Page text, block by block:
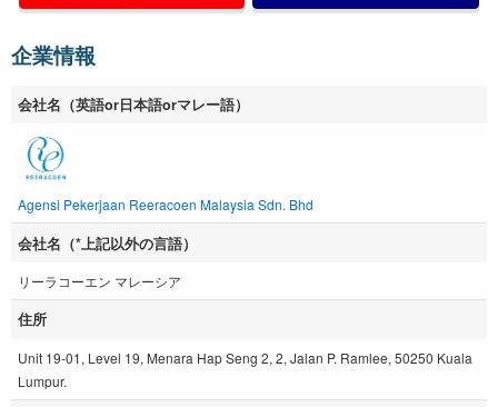
企業情報
会社名（英語or日本語orマレー語）
Agensi Pekerjaan Reeracoen Malaysia Sdn. Bhd
会社名（*上記以外の言語）
リーラコーエン マレーシア
住所
Unit 19-01, Level 19, Menara Hap Seng 2, 2, Jalan P. Ramlee, 50250 Kuala
Lumpur.